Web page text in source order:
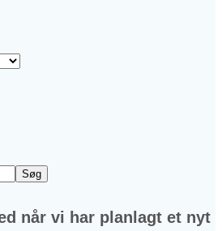
Søg
når vi har planlagt et nyt